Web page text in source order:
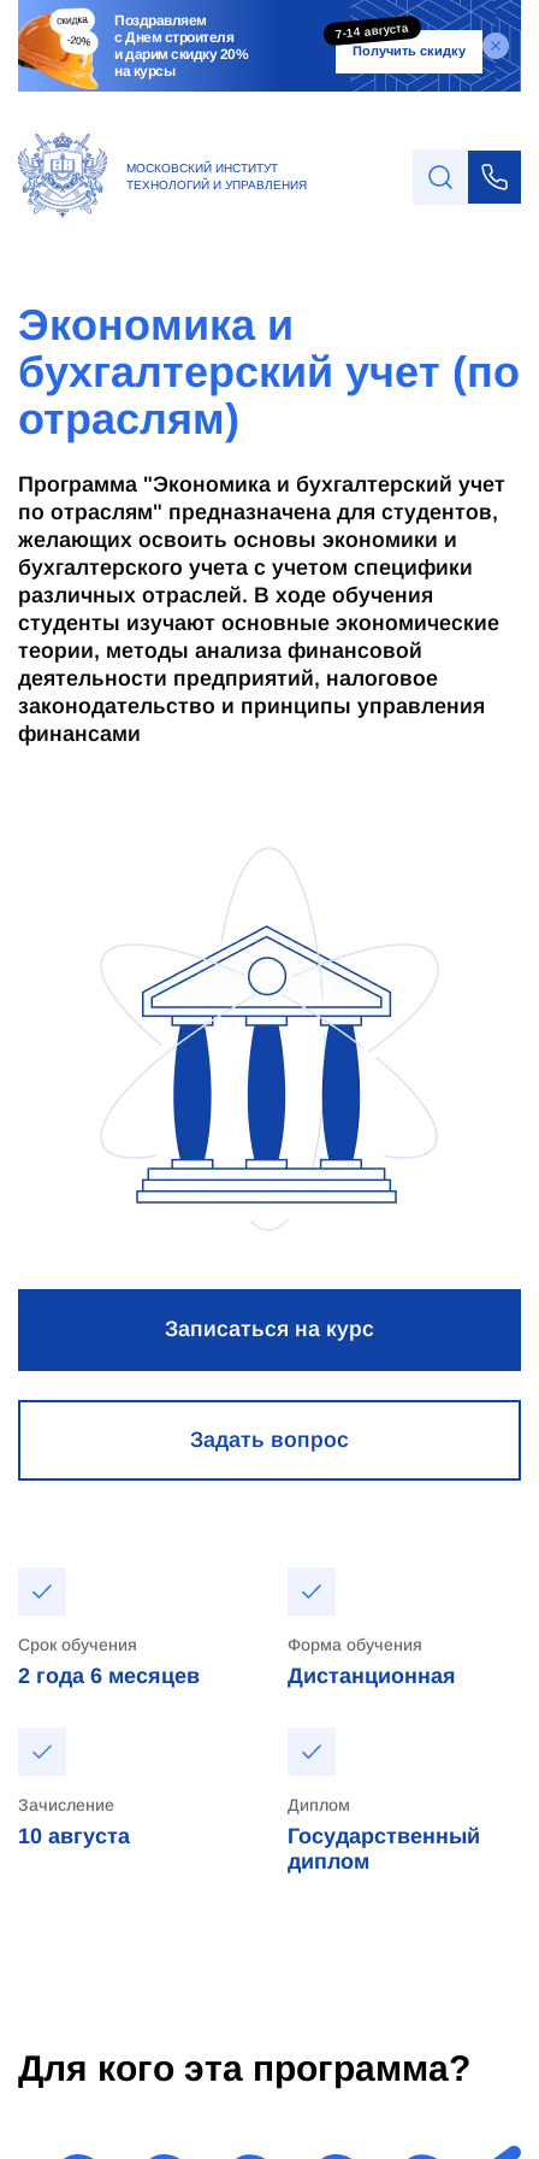
Поздравляем
с Днем строителя
и дарим скидку 20%
на курсы
7-14 августа
Получить скидку
МОСКОВСКИЙ ИНСТИТУТ
ТЕХНОЛОГИЙ И УПРАВЛЕНИЯ
Экономика и
бухгалтерский учет (по
отраслям)
Программа "Экономика и бухгалтерский учет
по отраслям" предназначена для студентов,
желающих освоить основы экономики и
бухгалтерского учета с учетом специфики
различных отраслей. В ходе обучения
студенты изучают основные экономические
теории, методы анализа финансовой
деятельности предприятий, налоговое
законодательство и принципы управления
финансами
Записаться на курс
Задать вопрос
Срок обучения
2 года 6 месяцев
Форма обучения
Дистанционная
Зачисление
10 августа
Диплом
Государственный
диплом
Для кого эта программа?